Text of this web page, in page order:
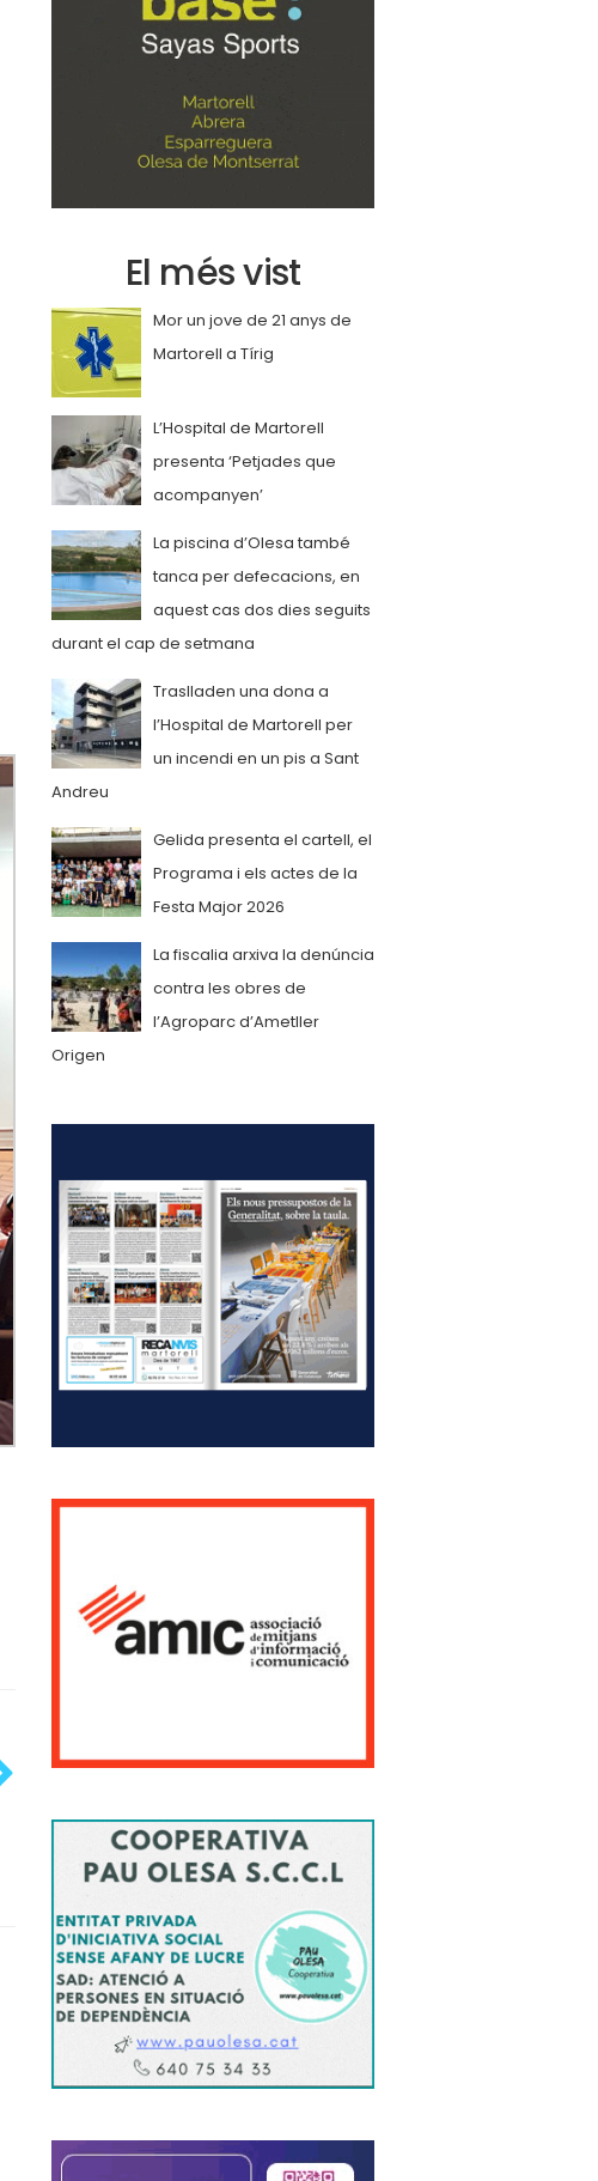
El més vist
Mor un jove de 21 anys de
Martorell a Tírig
L’Hospital de Martorell
presenta ‘Petjades que
acompanyen’
La piscina d’Olesa també
tanca per defecacions, en
aquest cas dos dies seguits
durant el cap de setmana
Traslladen una dona a
l’Hospital de Martorell per
un incendi en un pis a Sant
Andreu
Gelida presenta el cartell, el
Programa i els actes de la
Festa Major 2026
La fiscalia arxiva la denúncia
contra les obres de
l’Agroparc d’Ametller
Origen